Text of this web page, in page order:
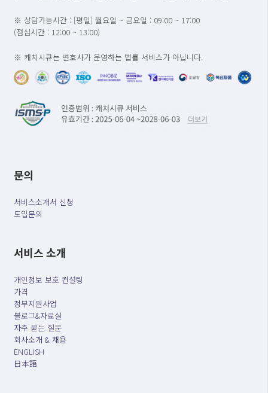
※ 상담가능시간 : [평일] 월요일 ~ 금요일 : 09:00 ~ 17:00
(점심시간 : 12:00 ~ 13:00)
※ 캐치시큐는 변호사가 운영하는 법률 서비스가 아닙니다.
문의
서비스소개서 신청
도입문의
서비스 소개
개인정보 보호 컨설팅
가격
정부지원사업
블로그&자료실
자주 묻는 질문
회사소개 & 채용
ENGLISH
日本語